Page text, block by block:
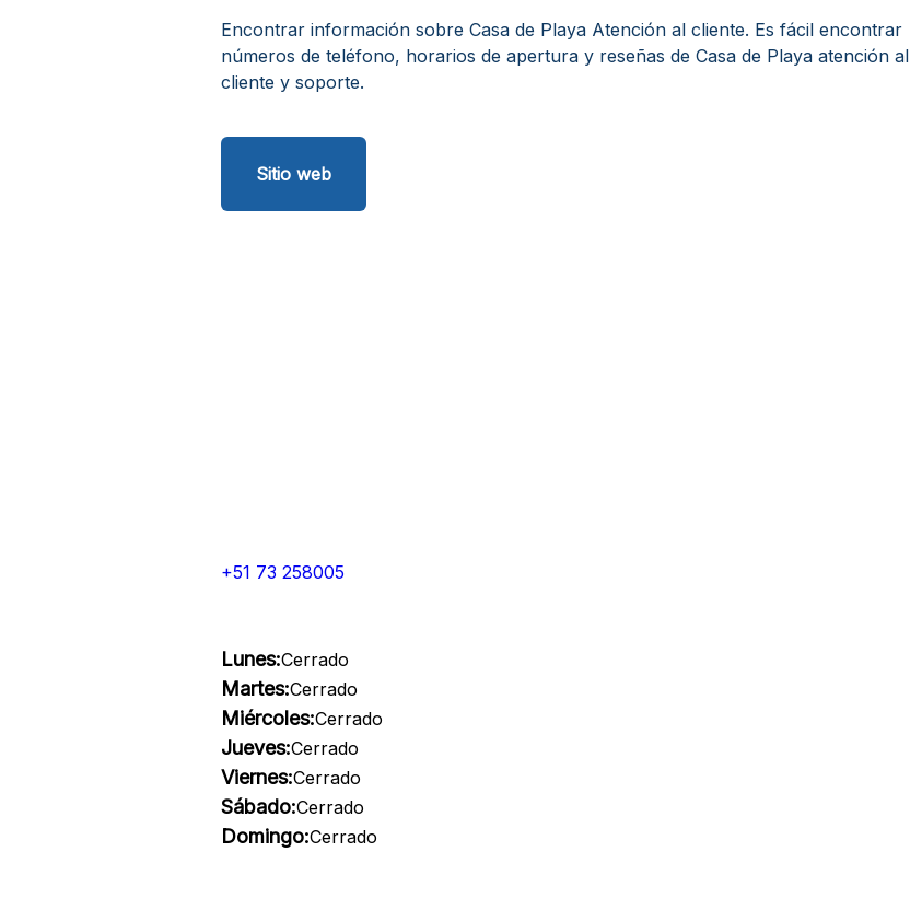
Encontrar información sobre Casa de Playa Atención al cliente. Es fácil encontrar
números de teléfono, horarios de apertura y reseñas de Casa de Playa atención al
cliente y soporte.
Sitio web
+51 73 258005
Lunes:Cerrado
Martes:Cerrado
Miércoles:Cerrado
Jueves:Cerrado
Viernes:Cerrado
Sábado:Cerrado
Domingo:Cerrado